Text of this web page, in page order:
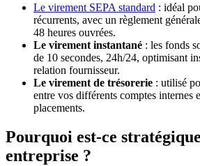
Le virement SEPA standard : idéal
récurrents, avec un règlement
48 heures ouvrées.
Le virement instantané : les fonds
de 10 secondes, 24h/24, optimisant
relation fournisseur.
Le virement de trésorerie : utilisé
entre vos différents comptes internes
placements.
Pourquoi est-ce
entreprise ?